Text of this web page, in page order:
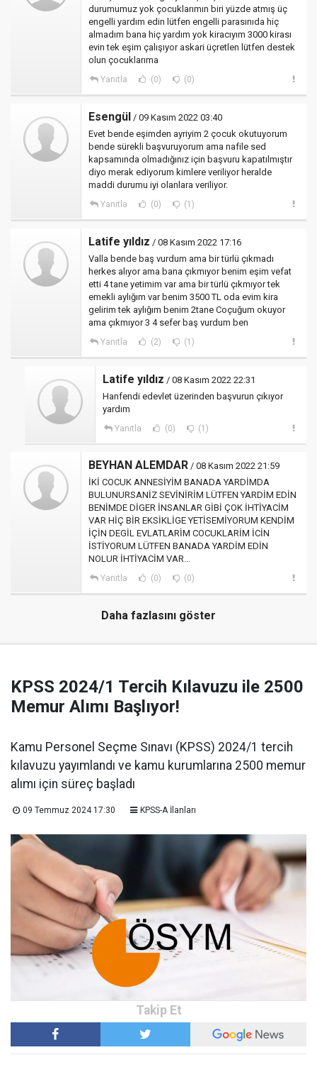
durumumuz yok çocuklarımın biri yüzde atmış üç
engelli yardım edin lütfen engelli parasınıda hiç
almadım bana hiç yardım yok kiracıyım 3000 kirası
evin tek eşim çalışıyor askari üçretlen lütfen destek
olun çocuklarıma
Yanıtla (0) (0)
Esengül / 09 Kasım 2022 03:40
Evet bende eşimden ayriyim 2 çocuk okutuyorum
bende sürekli başvuruyorum ama nafile sed
kapsamında olmadığınız için başvuru kapatılmıştır
diyo merak ediyorum kimlere veriliyor heralde
maddi durumu iyi olanlara veriliyor.
Yanıtla (0) (1)
Latife yıldız / 08 Kasım 2022 17:16
Valla bende baş vurdum ama bir türlü çıkmadı
herkes alıyor ama bana çıkmıyor benim eşim vefat
etti 4 tane yetimim var ama bir türlü çıkmıyor tek
emekli aylığım var benim 3500 TL oda evim kira
gelirim tek aylığım benim 2tane Coçuğum okuyor
ama çıkmıyor 3 4 sefer baş vurdum ben
Yanıtla (2) (1)
Latife yıldız / 08 Kasım 2022 22:31
Hanfendi edevlet üzerinden başvurun çıkıyor
yardım
Yanıtla (0) (1)
BEYHAN ALEMDAR / 08 Kasım 2022 21:59
İKİ COCUK ANNESİYİM BANADA YARDİMDA
BULUNURSANİZ SEVİNİRİM LÜTFEN YARDİM EDİN
BENİMDE DİGER İNSANLAR GİBİ ÇOK İHTİYACİM
VAR HİÇ BİR EKSİKLİGE YETİSEMİYORUM KENDİM
İÇİN DEGİL EVLATLARİM COCUKLARİM İCİN
İSTİYORUM LÜTFEN BANADA YARDİM EDİN
NOLUR İHTİYACİM VAR...
Yanıtla (0) (0)
Daha fazlasını göster
KPSS 2024/1 Tercih Kılavuzu ile 2500
Memur Alımı Başlıyor!
Kamu Personel Seçme Sınavı (KPSS) 2024/1 tercih
kılavuzu yayımlandı ve kamu kurumlarına 2500 memur
alımı için süreç başladı
09 Temmuz 2024 17:30 KPSS-A İlanları